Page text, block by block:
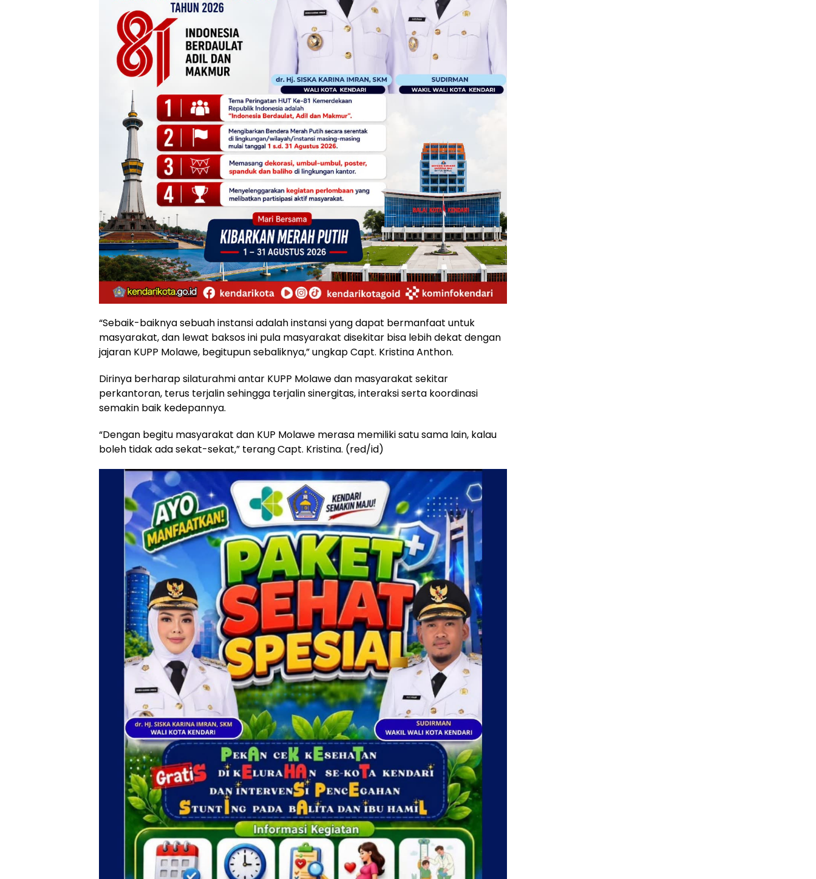
“Sebaik-baiknya sebuah instansi adalah instansi yang dapat bermanfaat untuk
masyarakat, dan lewat baksos ini pula masyarakat disekitar bisa lebih dekat dengan
jajaran KUPP Molawe, begitupun sebaliknya,” ungkap Capt. Kristina Anthon.
Dirinya berharap silaturahmi antar KUPP Molawe dan masyarakat sekitar
perkantoran, terus terjalin sehingga terjalin sinergitas, interaksi serta koordinasi
semakin baik kedepannya.
“Dengan begitu masyarakat dan KUP Molawe merasa memiliki satu sama lain, kalau
boleh tidak ada sekat-sekat,” terang Capt. Kristina. (red/id)